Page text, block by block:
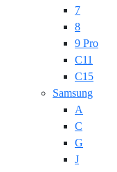
7
8
9 Pro
C11
C15
Samsung
A
C
G
J